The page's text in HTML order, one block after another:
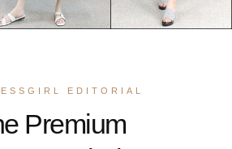
EDITORIAL
Premium